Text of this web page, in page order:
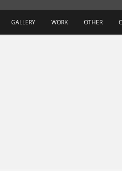
GALLERY WORK OTHER